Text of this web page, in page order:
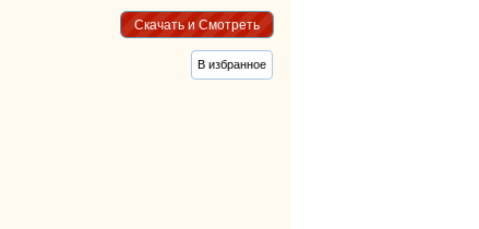
Скачать и Смотреть
В избранное